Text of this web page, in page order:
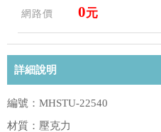
網路價 0元
詳細說明
編號：MHSTU-22540
材質：壓克力